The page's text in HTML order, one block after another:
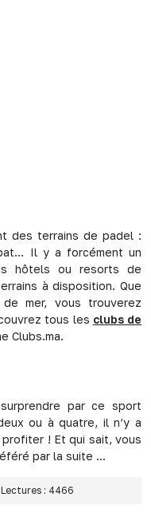
des terrains de padel :
Il y a forcément un
hôtels ou resorts de
à disposition. Que
mer, vous trouverez
tous les clubs de
Clubs.ma.
par ce sport
ou à quatre, il n’y a
! Et qui sait, vous
par la suite ...
Lectures : 4466